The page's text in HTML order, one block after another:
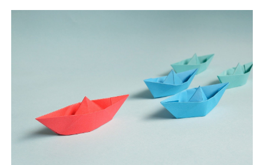
利用者の声
運営会社
ファミリーオフィスとは
関連書籍